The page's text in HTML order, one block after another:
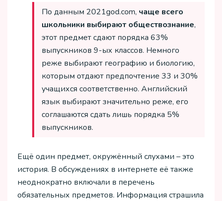
По данным 2021god.com, чаще всего
школьники выбирают обществознание,
этот предмет сдают порядка 63%
выпускников 9-ых классов. Немного
реже выбирают географию и биологию,
которым отдают предпочтение 33 и 30%
учащихся соответственно. Английский
язык выбирают значительно реже, его
соглашаются сдать лишь порядка 5%
выпускников.
Ещё один предмет, окружённый слухами – это
история. В обсуждениях в интернете её также
неоднократно включали в перечень
обязательных предметов. Информация страшила